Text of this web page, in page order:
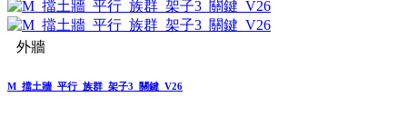
外牆
M_擋土牆_平行_族群_架子3_關鍵_V26